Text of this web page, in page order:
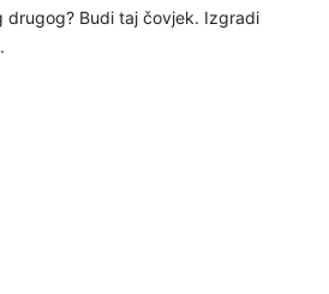
drugog? Budi taj čovjek. Izgradi